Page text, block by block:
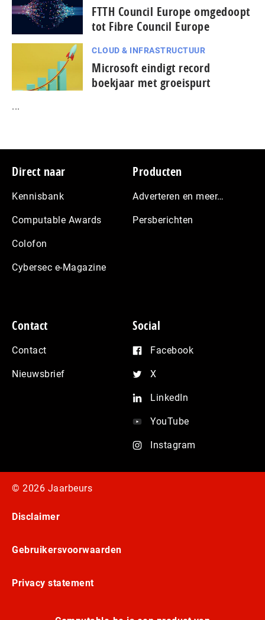
FTTH Council Europe omgedoopt
tot Fibre Council Europe
CLOUD & INFRASTRUCTUUR
Microsoft eindigt record
boekjaar met groeispurt
...
Footer
Direct naar
Kennisbank
Computable Awards
Colofon
Cybersec e-Magazine
Producten
Adverteren en meer…
Persberichten
Contact
Contact
Nieuwsbrief
Social
Facebook
X
LinkedIn
YouTube
Instagram
© 2026 Jaarbeurs
Disclaimer
Gebruikersvoorwaarden
Privacy statement